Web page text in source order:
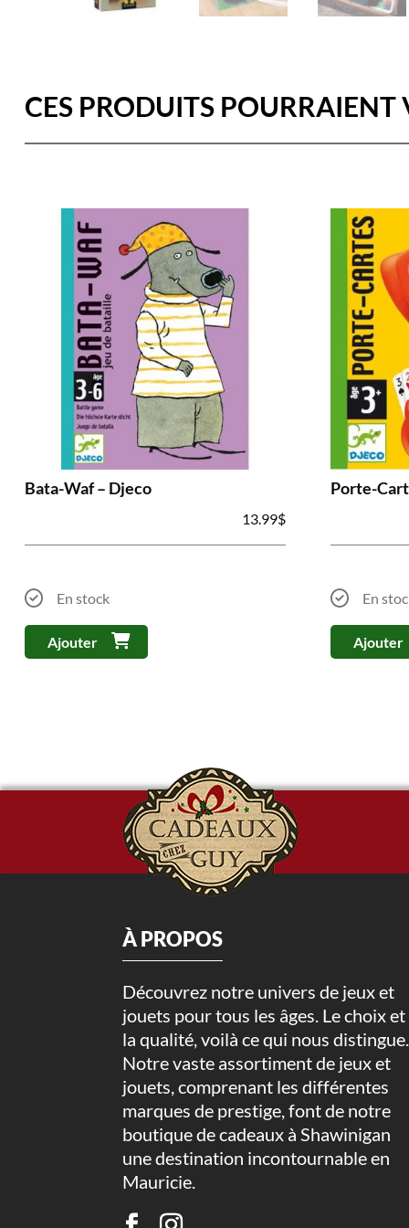
CES PRODUITS POURRAIENT
Bata-Waf – Djeco
13.99$
En stock
Ajouter
Porte-
En
Ajouter
À PROPOS
Découvrez notre univers de jeux et
jouets pour tous les âges. Le choix et
la qualité, voilà ce qui nous distingue.
Notre vaste assortiment de jeux et
jouets, comprenant les différentes
marques de prestige, font de notre
boutique de cadeaux à Shawinigan
une destination incontournable en
Mauricie.